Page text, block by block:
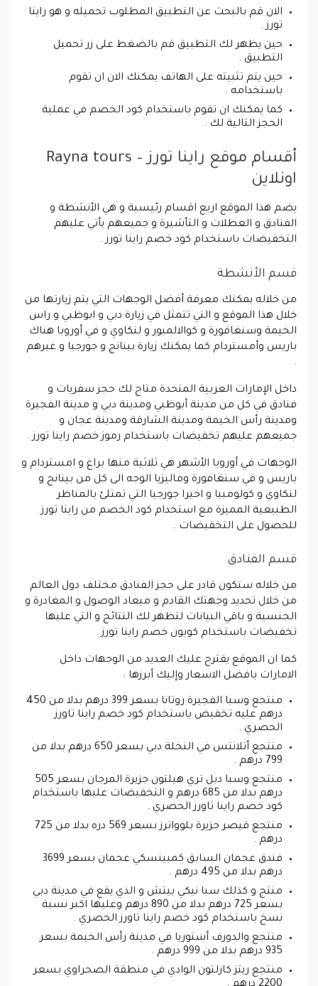
الان قم بالبحث عن التطبيق المطلوب تحميله و هو راينا
تورز .
حين يظهر لك التطبيق قم بالضغط على زر تحميل
التطبيق .
حين يتم تثبيته على الهاتف يمكنك الان ان تقوم
باستخدامه .
كما يمكنك ان تقوم باستخدام كود الخصم في عملية
الحجز التالية لك .
أقسام موقع راينا تورز – Rayna tours
اونلاين
يضم هذا الموقع اربع اقسام رئيسية و هي الأنشطة و
الفنادق و العطلات و التأشيرة و جميعهم يأتي عليهم
التخفيضات باستخدام كود خصم راينا تورز .
قسم الأنشطة
من خلاله يمكنك معرفة أفضل الوجهات التي يتم زيارتها من
خلال هذا الموقع و التي تتمثل في زيارة دبي و ابوظبي و راس
الخيمة وسنغافورة و كوالالمبور و لنكاوي و في أوروبا هناك
باريس وأمستردام كما يمكنك زيارة بينانج و جورجيا و غيرهم
.
داخل الإمارات العربية المتحدة متاح لك حجز سفريات و
فنادق في كل من مدينة أبوظبي ومدينة دبي و مدينة الفجيرة
ومدينة رأس الخيمة ومدينة الشارقة ومدينة عجان و
جميعهم عليهم تخفيضات باستخدام رموز خصم راينا تورز .
الوجهات في أوروبا الأشهر هي ثلاثية منها براغ و امستردام و
باريس و في سنغافورة وماليزيا الوجه الى كل من بينانج و
لنكاوي و كولومبيا و اخيرا جورجيا التي تمتلئ بالمناظر
الطبيعية المميزة مع استخدام كود الخصم من راينا تورز
للحصول على التخفيضات .
قسم الفنادق
من خلاله ستكون قادر على حجز الفنادق مختلف دول العالم
من خلال تحديد وجهتك القادم و ميعاد الوصول و المغادرة و
الجنسية و باقي البيانات لتظهر لك النتائج و التي عليها
تخفيضات باستخدام كوبون خصم راينا تورز .
كما ان الموقع يقترح عليك العديد من الوجهات داخل
الامارات بافضل الاسعار وإليك أبرزها :
منتجع وسبا الفجيرة روتانا بسعر 399 درهم بدلا من 450
درهم عليه تخفيض باستخدام كود خصم راينا تاورز
الحصري .
منتجع أتلانتس في النخلة دبي بسعر 650 درهم بدلا من
799 درهم .
منتجع وسبا دبل تري هيلتون جزيرة المرجان بسعر 505
درهم بدلا من 685 درهم و التخفيضات عليها باستخدام
كود خصم راينا تاورز الحصري .
منتجع قيصر جزيرة بلوواترز بسعر 569 دره بدلا من 725
درهم .
فندق عجمان السابق كمبينسكي عجمان بسعر 3699
درهم بدلا من 495 درهم .
منتج و كذلك سبا نيكي بيتش و الذي يقع في مدينة دبي
بسعر 725 درهم بدلا من 890 درهم وعليها اكبر نسبة
نسخ باستخدام كود خصم راينا تاورز الحصري .
منتجع والدورف أستوريا في مدينة رأس الخيمة بسعر
935 درهم بدلا من 999 درهم .
منتجع ريتز كارلتون الوادي في منطقة الصحراوي بسعر